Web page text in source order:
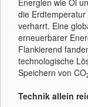
Energien wie Öl
die
verharrt. Eine
erneuerbarer
Flankierend
technologische
Speichern von CO
Technik allein